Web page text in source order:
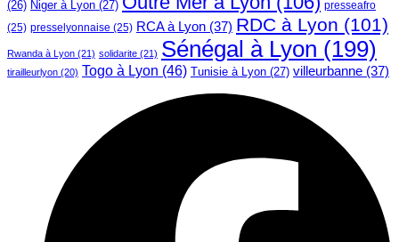
(26) Niger à Lyon (27)
presseafro
(25) presselyonnaise (25) RCA à Lyon (37) RDC à Lyon (101)
Rwanda à Lyon (21) solidarite (21) Sénégal à Lyon (199)
tirailleurlyon (20) Togo à Lyon (46) Tunisie à Lyon (27) villeurbanne (37)